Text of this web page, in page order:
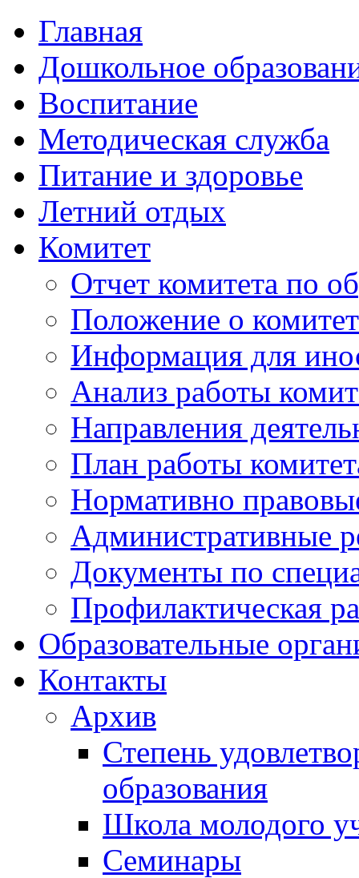
Главная
Дошкольное
Воспитание
Методическая служба
Питание и здоровье
Летний отдых
Комитет
Отчет комитета по
Положение о
Информация для
Анализ работы
Направления
План работы
Нормативно
Административные
Документы по
Профилактическая
Образовательные
Контакты
Архив
Степень
образования
Школа молодого
Семинары